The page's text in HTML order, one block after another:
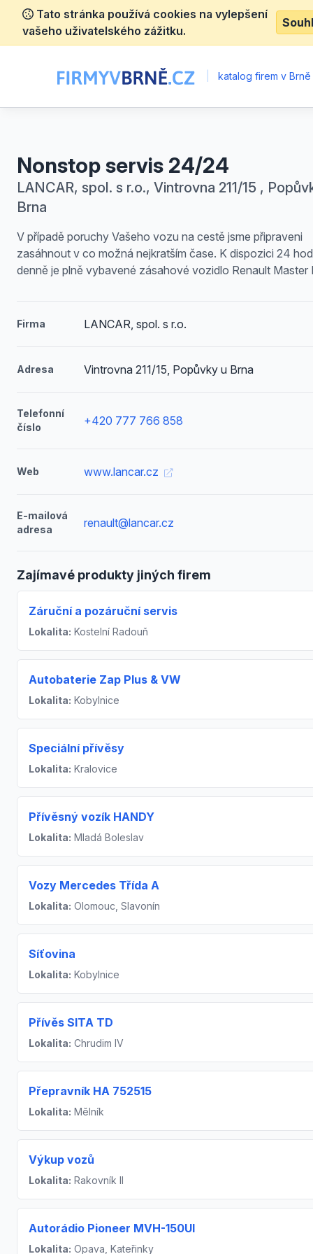
Tato stránka používá cookies na vylepšení
vašeho uživatelského zážitku.
katalog firem v Brně
Nonstop servis 24/24
LANCAR, spol. s r.o., Vintrovna 211/15 ,
Brna
V případě poruchy Vašeho vozu na cestě jsme připraveni
zasáhnout v co možná nejkratším čase. K dispozici 24
denně je plně vybavené zásahové vozidlo Renault Master
Firma LANCAR, spol. s r.o.
Adresa Vintrovna 211/15, Popůvky u Brna
Telefonní
číslo
+420 777 766 858
Web www.lancar.cz
E-mailová
adresa
renault@lancar.cz
Zajímavé produkty jiných firem
Záruční a pozáruční servis
Lokalita: Kostelní Radouň
Autobaterie Zap Plus & VW
Lokalita: Kobylnice
Speciální přívěsy
Lokalita: Kralovice
Přívěsný vozík HANDY
Lokalita: Mladá Boleslav
Vozy Mercedes Třída A
Lokalita: Olomouc, Slavonín
Síťovina
Lokalita: Kobylnice
Přívěs SITA TD
Lokalita: Chrudim IV
Přepravník HA 752515
Lokalita: Mělník
Výkup vozů
Lokalita: Rakovník II
Autorádio Pioneer MVH-150UI
Lokalita: Opava, Kateřinky